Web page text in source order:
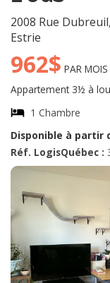
2008 Rue Dubreuil,
Estrie
962$ PAR MOIS
Appartement 3½ à
1 Chambre
Disponible à partir
Réf. LogisQuébec :